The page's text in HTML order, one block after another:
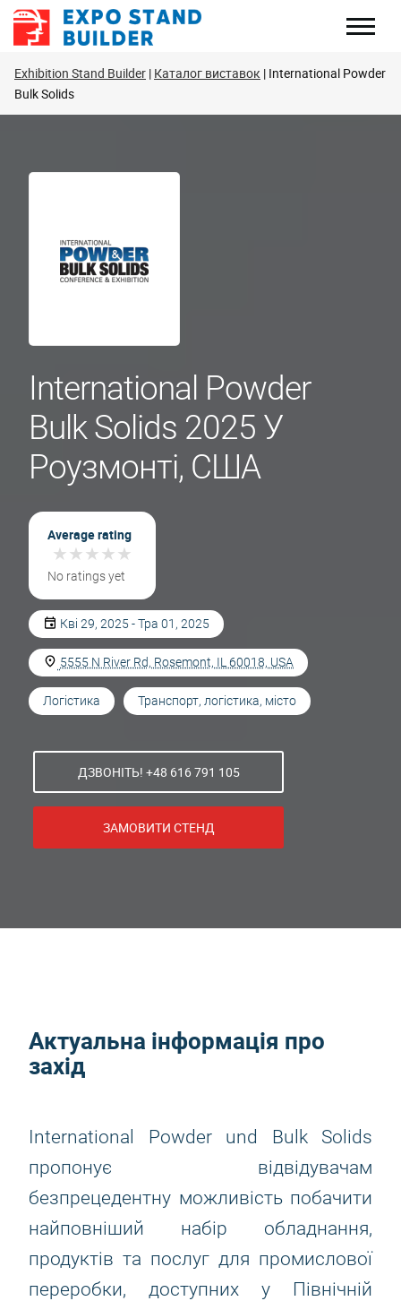
Перейти
Exhibition Stand Builder Каталог виставок International Powder
Bulk Solids
International Powder
Bulk Solids 2025 У
Роузмонті, США
Average rating
★★★★★
★★★★★
No ratings yet
Кві 29, 2025 - Тра 01, 2025
5555 N River Rd, Rosemont, IL 60018, USA
Логістика Транспорт, логістика, місто
ДЗВОНІТЬ! +48 616 791 105
ЗАМОВИТИ СТЕНД
Актуальна інформація про
захід
International Powder und Bulk Solids
пропонує відвідувачам
безпрецедентну можливість побачити
найповніший набір обладнання,
продуктів та послуг для промислової
переробки, доступних у Північній